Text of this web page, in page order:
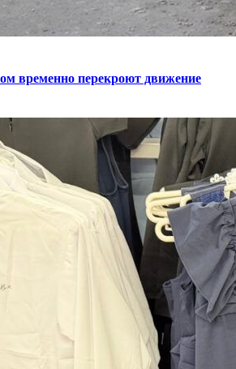
временно перекроют движение